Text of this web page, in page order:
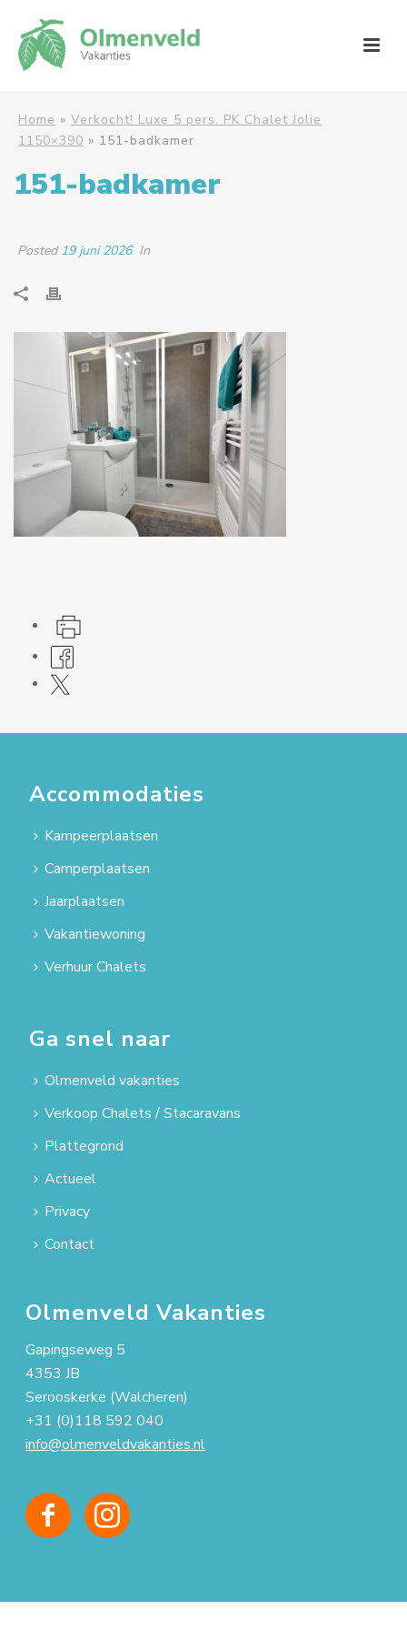
Home » Verkocht! Luxe 5 pers. PK Chalet Jolie
1150×390 » 151-badkamer
151-badkamer
Posted19 juni 2026 In
Accommodaties
Kampeerplaatsen
Camperplaatsen
Jaarplaatsen
Vakantiewoning
Verhuur Chalets
Ga snel naar
Olmenveld vakanties
Verkoop Chalets / Stacaravans
Plattegrond
Actueel
Privacy
Contact
Olmenveld Vakanties
Gapingseweg 5
4353 JB
Serooskerke (Walcheren)
+31 (0)118 592 040
info@olmenveldvakanties.nl